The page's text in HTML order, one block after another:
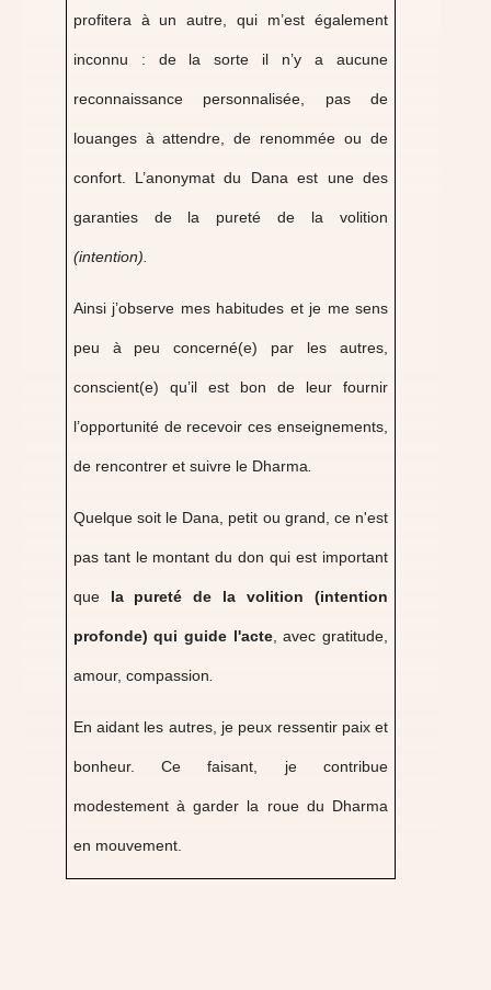
profitera à un autre, qui m’est également
inconnu : de la sorte il n’y a aucune
reconnaissance personnalisée, pas de
louanges à attendre, de renommée ou de
confort. L’anonymat du Dana est une des
garanties de la pureté de la volition
(intention).
Ainsi j’observe mes habitudes et je me sens
peu à peu concerné(e) par les autres,
conscient(e) qu’il est bon de leur fournir
l’opportunité de recevoir ces enseignements,
de rencontrer et suivre le Dharma
Quelque soit le Dana, petit ou grand, ce n'est
pas tant le montant du don qui est important
que la pureté de la volition (intention
profonde) qui guide l'acte, avec gratitude,
amour, compassion
En aidant les autres, je peux ressentir paix et
bonheur. Ce faisant, je contribue
modestement à garder la roue du Dharma
en mouvement.